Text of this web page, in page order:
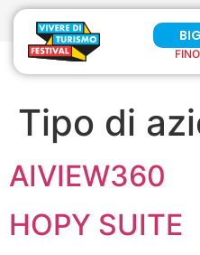
Tipo di
AIVIEW360
HOPY SUITE